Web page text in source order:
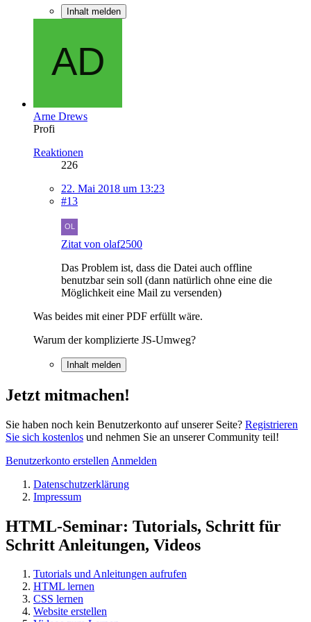
Inhalt melden
Arne Drews
Profi
Reaktionen
226
22. Mai 2018 um 13:23
#13
Zitat von olaf2500
Das Problem ist, dass die Datei auch offline
benutzbar sein soll (dann natürlich ohne eine die
Möglichkeit eine Mail zu versenden)
Was beides mit einer PDF erfüllt wäre.
Warum der komplizierte JS-Umweg?
Inhalt melden
Jetzt mitmachen!
Sie haben noch kein Benutzerkonto auf unserer Seite? Registrieren
Sie sich kostenlos und nehmen Sie an unserer Community teil!
Benutzerkonto erstellen Anmelden
Datenschutzerklärung
Impressum
HTML-Seminar: Tutorials, Schritt für
Schritt Anleitungen, Videos
Tutorials und Anleitungen aufrufen
HTML lernen
CSS lernen
Website erstellen